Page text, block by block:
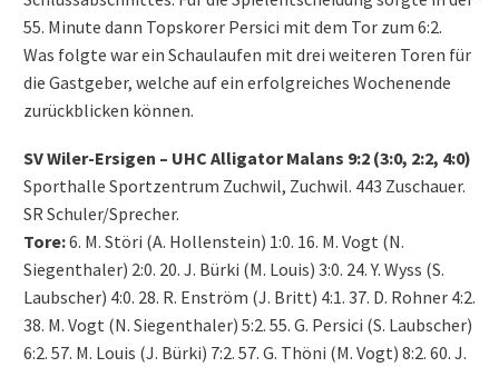
55. Minute dann Topskorer Persici mit dem Tor zum 6:2.
Was folgte war ein Schaulaufen mit drei weiteren Toren für
die Gastgeber, welche auf ein erfolgreiches Wochenende
zurückblicken können.
SV Wiler-Ersigen – UHC Alligator Malans 9:2 (3:0, 2:2, 4:0)
Sporthalle Sportzentrum Zuchwil, Zuchwil. 443 Zuschauer.
SR Schuler/Sprecher.
Tore:6. M. Störi (A. Hollenstein) 1:0. 16. M. Vogt (N.
Siegenthaler) 2:0. 20. J. Bürki (M. Louis) 3:0. 24. Y. Wyss (S.
Laubscher) 4:0. 28. R. Enström (J. Britt) 4:1. 37. D. Rohner 4:2.
38. M. Vogt (N. Siegenthaler) 5:2. 55. G. Persici (S. Laubscher)
6:2. 57. M. Louis (J. Bürki) 7:2. 57. G. Thöni (M. Vogt) 8:2. 60. J.